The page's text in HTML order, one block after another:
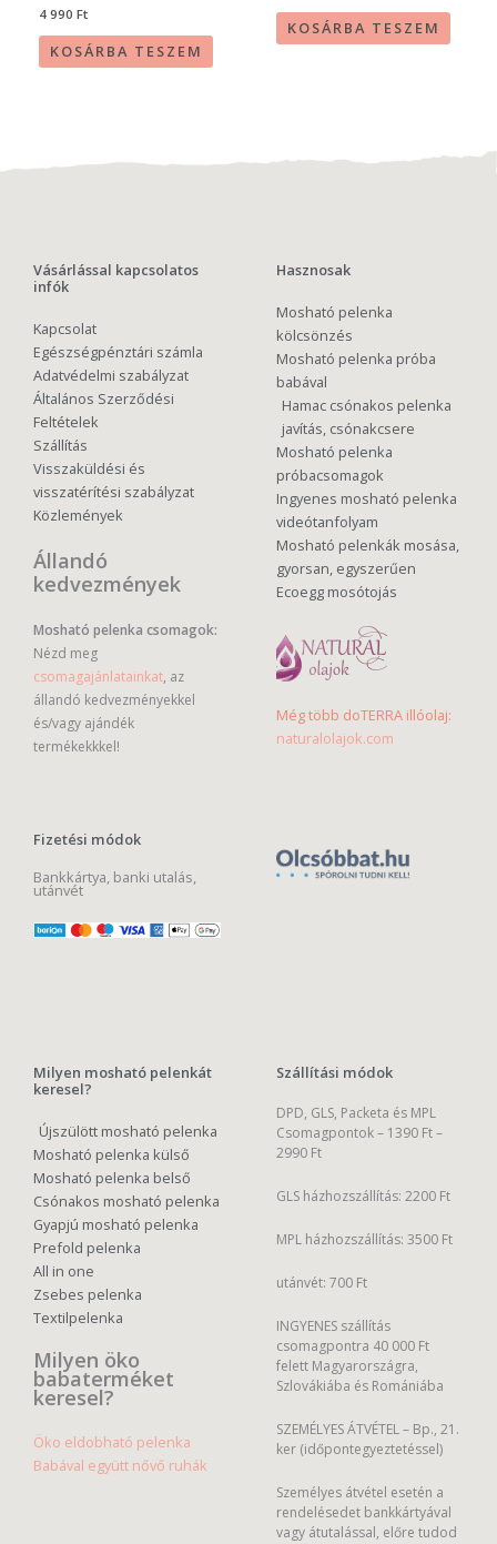
4 990Ft
KOSÁRBA TESZEM
KOSÁRBA TESZEM
Vásárlással kapcsolatos
infók
Kapcsolat
Egészségpénztári számla
Adatvédelmi szabályzat
Általános Szerződési
Feltételek
Szállítás
Visszaküldési és
visszatérítési szabályzat
Közlemények
Állandó
kedvezmények
Mosható pelenka csomagok:
Nézd meg
csomagajánlatainkat, az
állandó kedvezményekkel
és/vagy ajándék
termékekkkel!
Fizetési módok
Bankkártya, banki utalás,
utánvét
Hasznosak
Mosható pelenka
kölcsönzés
Mosható pelenka próba
babával
Hamac csónakos pelenka
javítás, csónakcsere
Mosható pelenka
próbacsomagok
Ingyenes mosható pelenka
videótanfolyam
Mosható pelenkák mosása,
gyorsan, egyszerűen
Ecoegg mosótojás
Még több doTERRA illóolaj:
naturalolajok.com
Milyen mosható pelenkát
keresel?
Újszülött mosható pelenka
Mosható pelenka külső
Mosható pelenka belső
Csónakos mosható pelenka
Gyapjú mosható pelenka
Prefold pelenka
All in one
Zsebes pelenka
Textilpelenka
Milyen öko
babaterméket
keresel?
Öko eldobható pelenka
Babával együtt nővő ruhák
Szállítási módok
DPD, GLS, Packeta és MPL
Csomagpontok – 1390 Ft –
2990 Ft
GLS házhozszállítás: 2200 Ft
MPL házhozszállítás: 3500 Ft
utánvét: 700 Ft
INGYENES szállítás
csomagpontra 40 000 Ft
felett Magyarországra,
Szlovákiába és Romániába
SZEMÉLYES ÁTVÉTEL – Bp., 21.
ker (időpontegyeztetéssel)
Személyes átvétel esetén a
rendelésedet bankkártyával
vagy átutalással, előre tudod